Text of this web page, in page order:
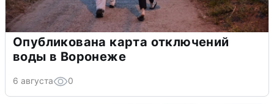
Опубликована карта отключений
воды в Воронеже
6 августа 0